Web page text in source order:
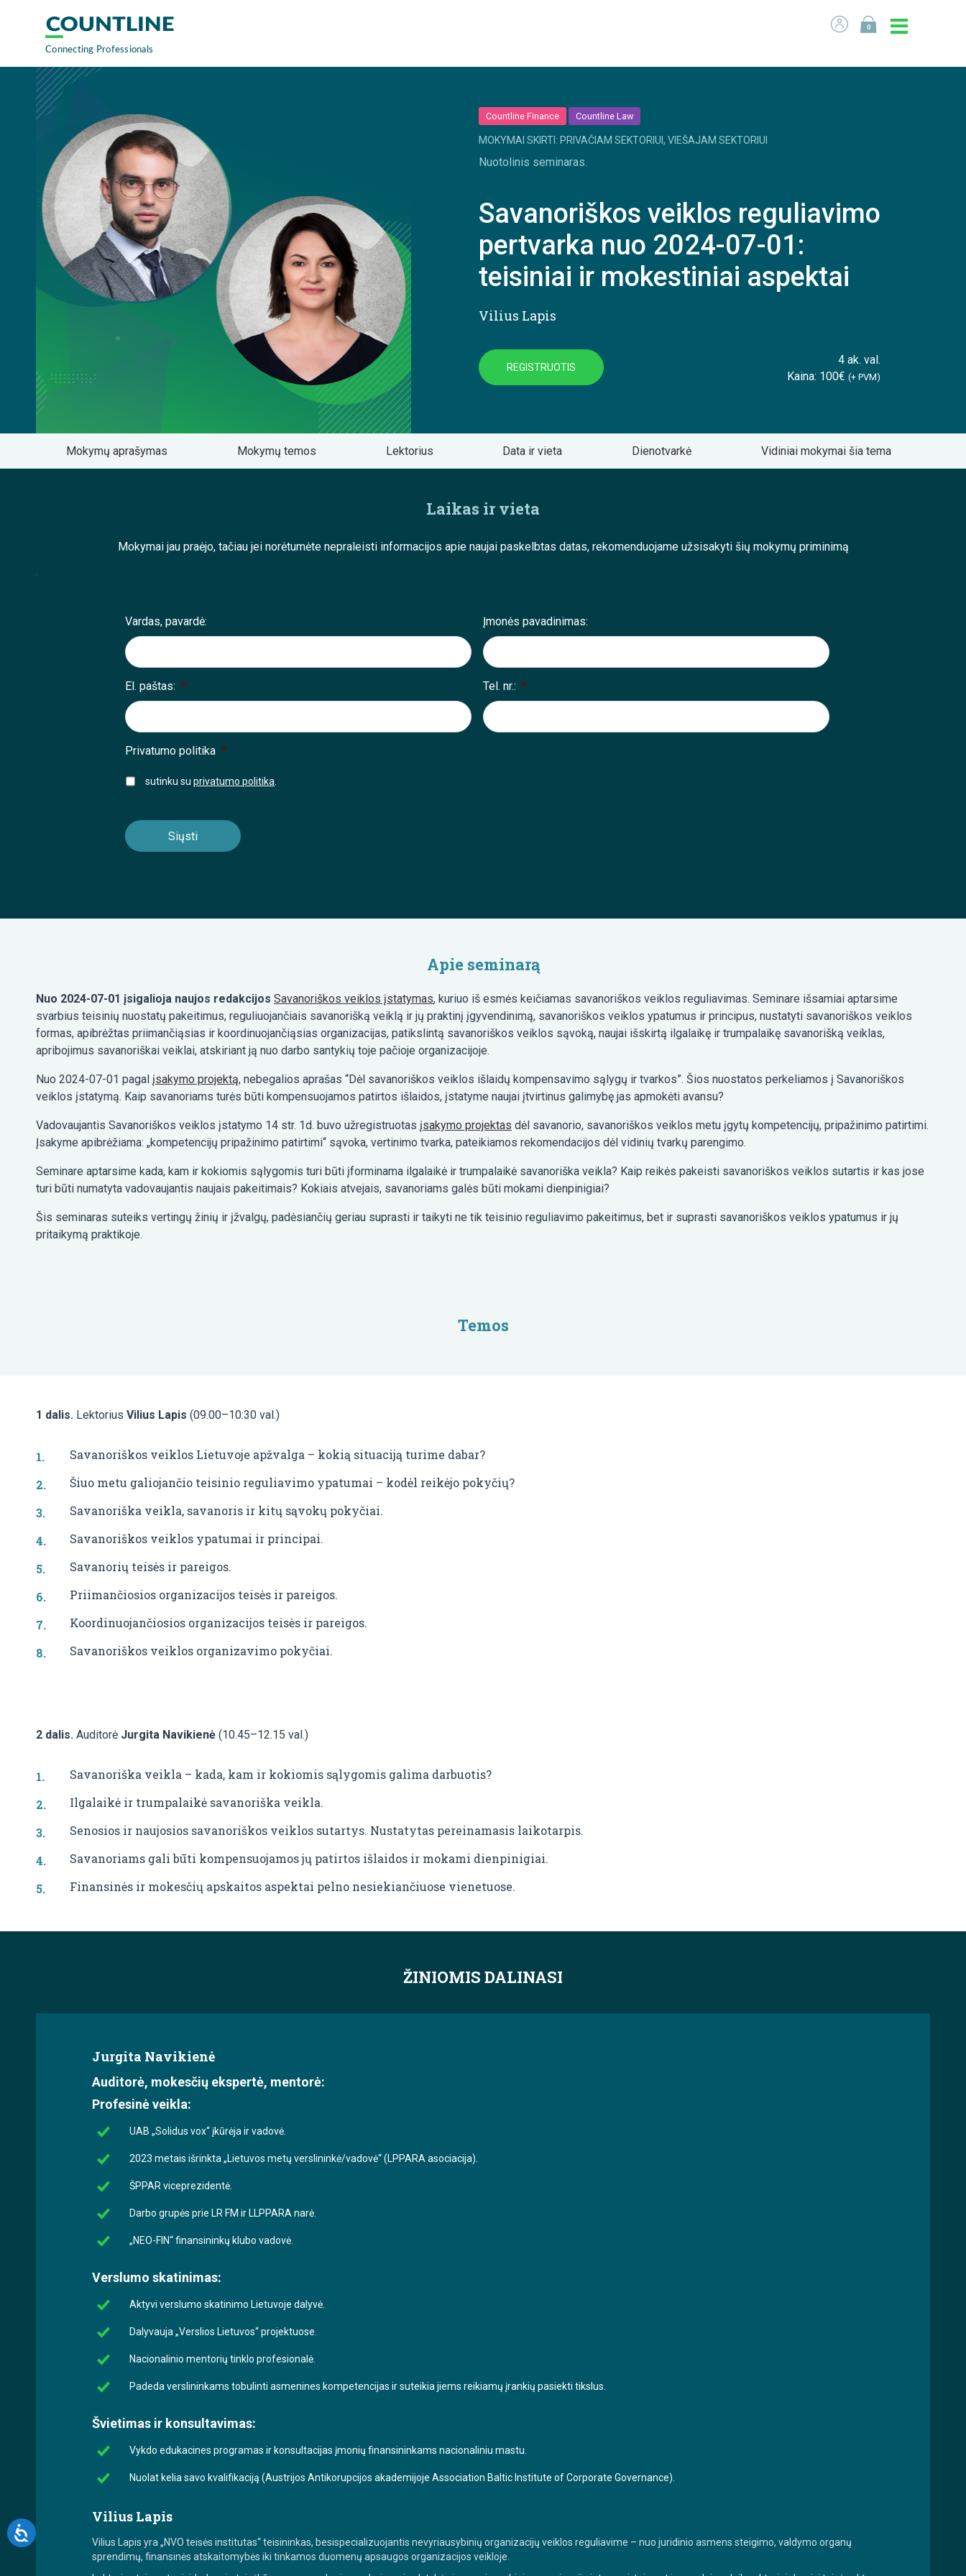
0
Countline Finance Countline Law
MOKYMAI SKIRTI: PRIVAČIAM SEKTORIUI, VIEŠAJAM SEKTORIUI
Nuotolinis seminaras.
Savanoriškos veiklos reguliavimo
pertvarka nuo 2024-07-01:
teisiniai ir mokestiniai aspektai
Vilius Lapis
REGISTRUOTIS
4 ak. val.
Kaina: 100€ (+ PVM)
Mokymų aprašymas Mokymų temos Lektorius Data ir vieta Dienotvarkė Vidiniai mokymai šia tema
Laikas ir vieta
Mokymai jau praėjo, tačiau jei norėtumėte nepraleisti informacijos apie naujai paskelbtas datas, rekomenduojame užsisakyti šių mokymų priminimą
;
Vardas, pavardė: Įmonės pavadinimas:
El. paštas: * Tel. nr.: *
Privatumo politika *
sutinku suprivatumo politika
Apie seminarą
Nuo 2024-07-01 įsigalioja naujos redakcijos Savanoriškos veiklos įstatymas, kuriuo iš esmės keičiamas savanoriškos veiklos reguliavimas. Seminare išsamiai aptarsime
svarbius teisinių nuostatų pakeitimus, reguliuojančiais savanorišką veiklą ir jų praktinį įgyvendinimą, savanoriškos veiklos ypatumus ir principus, nustatyti savanoriškos veiklos
formas, apibrėžtas priimančiąsias ir koordinuojančiąsias organizacijas, patikslintą savanoriškos veiklos sąvoką, naujai išskirtą ilgalaikę ir trumpalaikę savanorišką veiklas,
apribojimus savanoriškai veiklai, atskiriant ją nuo darbo santykių toje pačioje organizacijoje.
Nuo 2024-07-01 pagal įsakymo projektą, nebegalios aprašas “Dėl savanoriškos veiklos išlaidų kompensavimo sąlygų ir tvarkos”. Šios nuostatos perkeliamos į Savanoriškos
veiklos įstatymą. Kaip savanoriams turės būti kompensuojamos patirtos išlaidos, įstatyme naujai įtvirtinus galimybę jas apmokėti avansu?
Vadovaujantis Savanoriškos veiklos įstatymo 14 str. 1d. buvo užregistruotas įsakymo projektas dėl savanorio, savanoriškos veiklos metu įgytų kompetencijų, pripažinimo patirtimi.
Įsakyme apibrėžiama: „kompetencijų pripažinimo patirtimi“ sąvoka, vertinimo tvarka, pateikiamos rekomendacijos dėl vidinių tvarkų parengimo.
Seminare aptarsime kada, kam ir kokiomis sąlygomis turi būti įforminama ilgalaikė ir trumpalaikė savanoriška veikla? Kaip reikės pakeisti savanoriškos veiklos sutartis ir kas jose
turi būti numatyta vadovaujantis naujais pakeitimais? Kokiais atvejais, savanoriams galės būti mokami dienpinigiai?
Šis seminaras suteiks vertingų žinių ir įžvalgų, padėsiančių geriau suprasti ir taikyti ne tik teisinio reguliavimo pakeitimus, bet ir suprasti savanoriškos veiklos ypatumus ir jų
pritaikymą praktikoje.
Temos
1 dalis. Lektorius Vilius Lapis (09.00–10:30 val.)
Savanoriškos veiklos Lietuvoje apžvalga – kokią situaciją turime dabar?
Šiuo metu galiojančio teisinio reguliavimo ypatumai – kodėl reikėjo pokyčių?
Savanoriška veikla, savanoris ir kitų sąvokų pokyčiai.
Savanoriškos veiklos ypatumai ir principai.
Savanorių teisės ir pareigos.
Priimančiosios organizacijos teisės ir pareigos.
Koordinuojančiosios organizacijos teisės ir pareigos.
Savanoriškos veiklos organizavimo pokyčiai.
2 dalis. Auditorė Jurgita Navikienė (10.45–12.15 val.)
Savanoriška veikla – kada, kam ir kokiomis sąlygomis galima darbuotis?
Ilgalaikė ir trumpalaikė savanoriška veikla.
Senosios ir naujosios savanoriškos veiklos sutartys. Nustatytas pereinamasis laikotarpis.
Savanoriams gali būti kompensuojamos jų patirtos išlaidos ir mokami dienpinigiai.
Finansinės ir mokesčių apskaitos aspektai pelno nesiekiančiuose vienetuose.
ŽINIOMIS DALINASI
Jurgita Navikienė
Auditorė, mokesčių ekspertė, mentorė:
Profesinė veikla:
UAB „Solidus vox“ įkūrėja ir vadovė.
2023 metais išrinkta „Lietuvos metų verslininkė/vadovė“ (LPPARA asociacija).
ŠPPAR viceprezidentė.
Darbo grupės prie LR FM ir LLPPARA narė.
„NEO-FIN“ finansininkų klubo vadovė.
Verslumo skatinimas:
Aktyvi verslumo skatinimo Lietuvoje dalyvė.
Dalyvauja „Verslios Lietuvos“ projektuose.
Nacionalinio mentorių tinklo profesionalė.
Padeda verslininkams tobulinti asmenines kompetencijas ir suteikia jiems reikiamų įrankių pasiekti tikslus.
Švietimas ir konsultavimas:
Vykdo edukacines programas ir konsultacijas įmonių finansininkams nacionaliniu mastu.
Nuolat kelia savo kvalifikaciją (Austrijos Antikorupcijos akademijoje Association Baltic Institute of Corporate Governance).
Vilius Lapis
Vilius Lapis yra „NVO teisės institutas“ teisininkas, besispecializuojantis nevyriausybinių organizacijų veiklos reguliavime – nuo juridinio asmens steigimo, valdymo organų
sprendimų, finansinės atskaitomybės iki tinkamos duomenų apsaugos organizacijos veikloje.